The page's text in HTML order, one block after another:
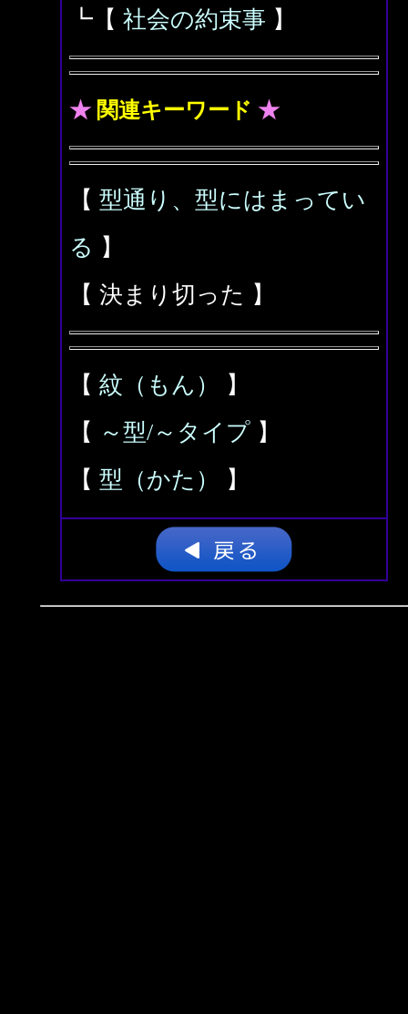
┗【 社会の約束事 】
★ 関連キーワード ★
【 型通り、型にはまってい
る 】
【 決まり切った 】
【 紋（もん）
】
【 ～型/～タイプ 】
【 型（かた） 】